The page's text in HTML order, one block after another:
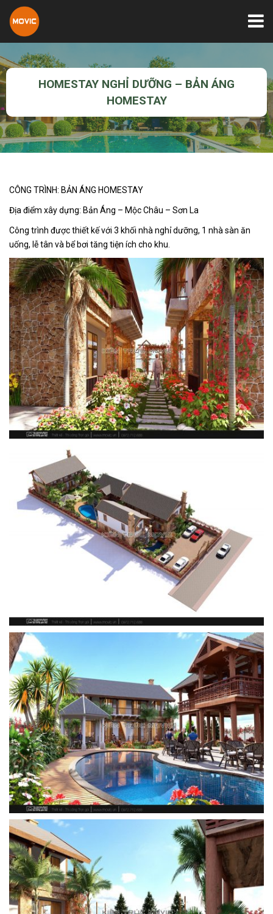
HOMESTAY NGHỈ DƯỠNG – BẢN ÁNG
HOMESTAY
CÔNG TRÌNH: BẢN ÁNG HOMESTAY
Địa điểm xây dựng: Bản Áng – Mộc Châu – Sơn La
Công trình được thiết kế với 3 khối nhà nghỉ dưỡng, 1 nhà sàn ăn
uống, lễ tân và bể bơi tăng tiện ích cho khu.